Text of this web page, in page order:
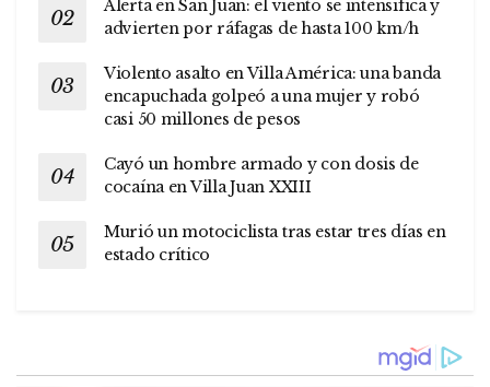
Alerta en San Juan: el viento se intensifica y
advierten por ráfagas de hasta 100 km/h
Violento asalto en Villa América: una banda
encapuchada golpeó a una mujer y robó
casi 50 millones de pesos
Cayó un hombre armado y con dosis de
cocaína en Villa Juan XXIII
Murió un motociclista tras estar tres días en
estado crítico